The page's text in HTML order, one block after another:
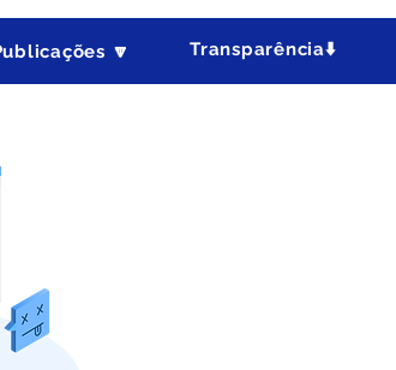
🔽 Transparência⬇️